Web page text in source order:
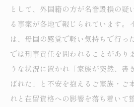
として、外国籍の方が名誉毀損の疑
る事案が各地で報じられています。
は、母国の感覚で軽い気持ちで行っ
では刑事責任を問われることがあり
うな状況に置かれ「家族が突然、書
ばれた」と不安を抱えるご家族・ご
れと在留資格への影響を落ち着いて